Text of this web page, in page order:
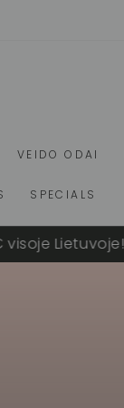
VEIDO ODAI
SPECIALS
Lietuvoje!